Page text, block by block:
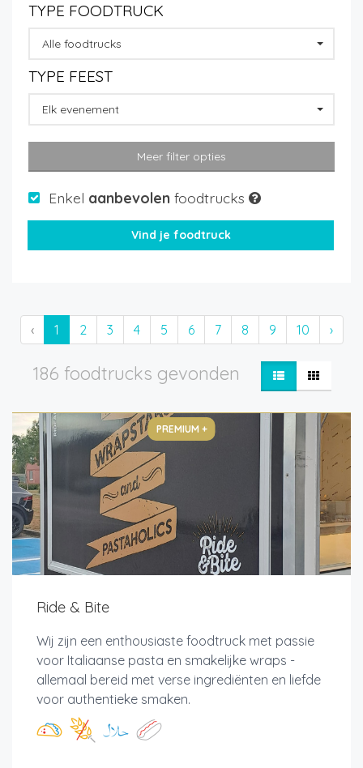
TYPE FOODTRUCK
Alle foodtrucks
TYPE FEEST
Elk evenement
Meer filter opties
Enkel aanbevolen foodtrucks
‹ 1 2 3 4 5 6 7 8 9 10 ›
186 foodtrucks gevonden
PREMIUM +
Ride & Bite
Wij zijn een enthousiaste foodtruck met passie
voor Italiaanse pasta en smakelijke wraps -
allemaal bereid met verse ingrediënten en liefde
voor authentieke smaken.